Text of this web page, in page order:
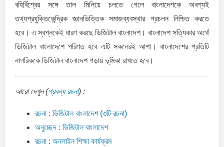
বহির্বিশ্বের সঙ্গে তাল মিলিয়ে চলতে গেলে বাংলাদেশকে অবশ্যই
তথ্যপ্রযুক্তিকেন্দ্রিক জ্ঞানভিত্তিক সমাজব্যবস্থার প্রচলন নিশ্চিত করতে
হবে। এ স্বপ্নকেই ধারণ করছে ডিজিটাল বাংলাদেশ। বাংলাদেশ সত্যিকার অর্থে
ডিজিটাল বাংলাদেশে পরিণত হবে এটি সকলেরই আশা। বাংলাদেশের প্রতিটি
নাগরিককে ডিজিটাল বাংলাদেশ গড়ায় ভূমিকা রাখতে হবে।
আরো দেখুন (প্রবন্ধ রচনা) :
রচনা : ডিজিটাল বাংলাদেশ (৩টি রচনা)
অনুচ্ছেদ : ডিজিটাল বাংলাদেশ
রচনা : অনলাইন শিক্ষা কার্যক্রম